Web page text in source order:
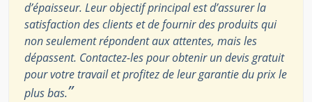
d’épaisseur. Leur objectif principal est d’assurer la
satisfaction des clients et de fournir des produits qui
non seulement répondent aux attentes, mais les
dépassent. Contactez-les pour obtenir un devis gratuit
pour votre travail et profitez de leur garantie du prix le
plus bas.”